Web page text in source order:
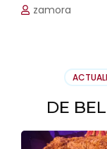
zamora
DE